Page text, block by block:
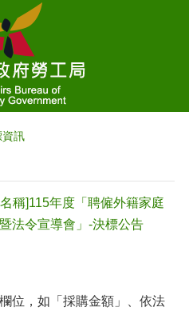
資訊
稱]115年度「聘僱外籍家庭
法令宣導會」-決標公告
位，如「採購金額」、依法